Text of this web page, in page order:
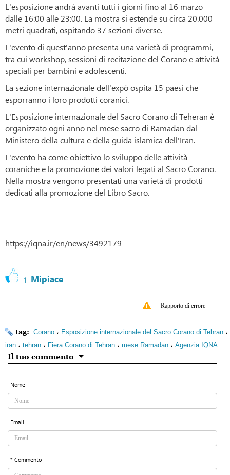
L'esposizione andrà avanti tutti i giorni fino al 16 marzo
dalle 16:00 alle 23:00. La mostra si estende su circa 20.000
metri quadrati, ospitando 37 sezioni diverse.
L'evento di quest'anno presenta una varietà di programmi,
tra cui workshop, sessioni di recitazione del Corano e attività
speciali per bambini e adolescenti.
La sezione internazionale dell'expò ospita 15 paesi che
esporranno i loro prodotti coranici.
L'Esposizione internazionale del Sacro Corano di Teheran è
organizzato ogni anno nel mese sacro di Ramadan dal
Ministero della cultura e della guida islamica dell'Iran.
L'evento ha come obiettivo lo sviluppo delle attività
coraniche e la promozione dei valori legati al Sacro Corano.
Nella mostra vengono presentati una varietà di prodotti
dedicati alla promozione del Libro Sacro.
https://iqna.ir/en/news/3492179
1 Mipiace
Rapporto di errore
tag: .Corano ، Esposizione internazionale del Sacro Corano di Tehran ،
iran ، tehran ، Fiera Corano di Tehran ، mese Ramadan ، Agenzia IQNA
Il tuo commento
Nome
Email
* Commento